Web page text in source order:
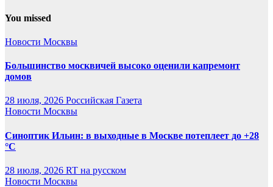
You missed
Новости Москвы
Большинство москвичей высоко оценили капремонт
домов
28 июля, 2026 Российская Газета
Новости Москвы
Синоптик Ильин: в выходные в Москве потеплеет до +28
°C
28 июля, 2026 RT на русском
Новости Москвы